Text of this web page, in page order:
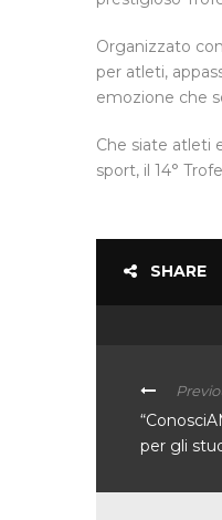
Organizzato
per atleti,
emozione che
Che siate atleti
sport, il 14°
SHARE
per gli